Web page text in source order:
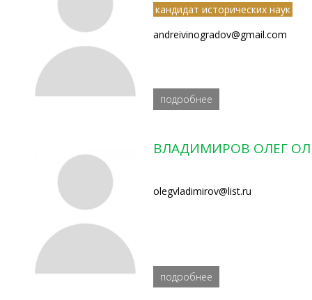
кандидат исторических наук
andreivinogradov@gmail.com
подробнее
ВЛАДИМИРОВ ОЛЕГ
olegvladimirov@list.ru
подробнее